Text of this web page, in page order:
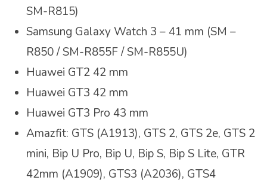
SM-R815)
Samsung Galaxy Watch 3 – 41 mm (SM –
R850 / SM-R855F / SM-R855U)
Huawei GT2 42 mm
Huawei GT3 42 mm
Huawei GT3 Pro 43 mm
Amazfit: GTS (A1913), GTS 2, GTS 2e, GTS 2
mini, Bip U Pro, Bip U, Bip S, Bip S Lite, GTR
42mm (A1909), GTS3 (A2036), GTS4